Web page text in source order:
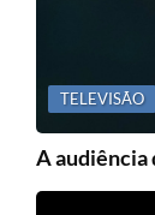
TELEVISÃO
A audiência